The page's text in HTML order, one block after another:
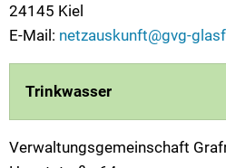
24145 Kiel
E-Mail: netzauskunft@gvg-
Trinkwasser
Verwaltungsgemeinschaft